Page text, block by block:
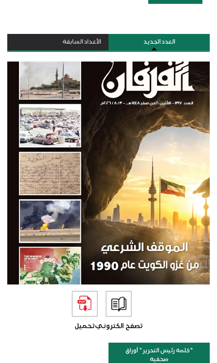
العدد الجديد الأعداد السابقة
تصفح الكترونيتحميل
"كلمة رئيس التحرير " أوراق
صحفية